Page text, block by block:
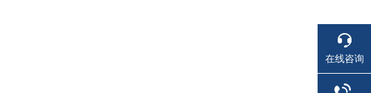
在线咨询